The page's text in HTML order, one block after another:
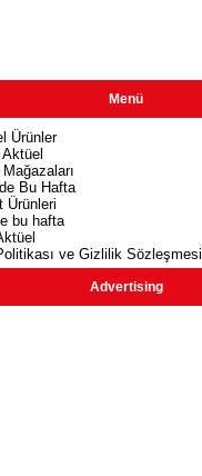
Menü
Ürünler
Bu Hafta
Ürünleri
bu hafta
ve Gizlilik Sözleşmesi
Advertising